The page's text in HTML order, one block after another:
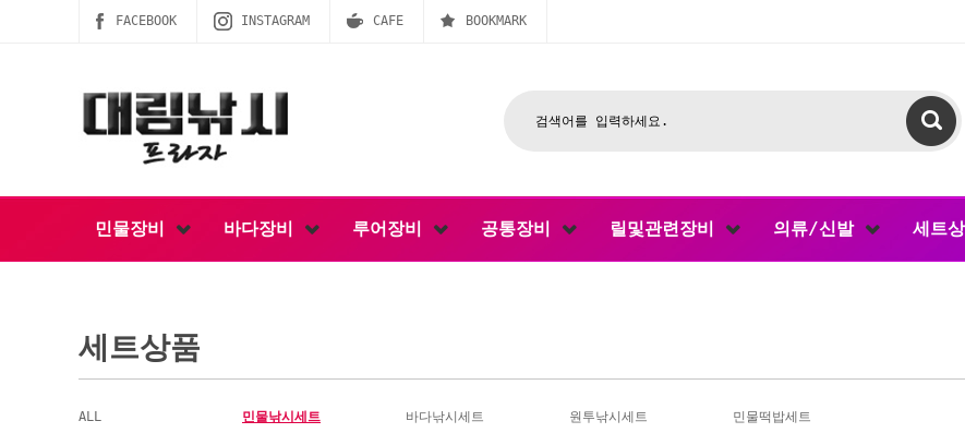
FACEBOOK INSTAGRAM CAFE BOOKMARK
민물장비 바다장비 루어장비 공통장비 릴및관련장비 의류/신발 세트
세트상품
ALL 민물낚시세트 바다낚시세트 원투낚시세트 민물떡밥세트